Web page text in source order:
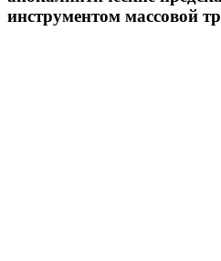
инструментом массовой